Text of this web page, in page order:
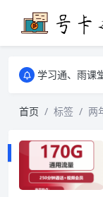
学习通、雨课堂
学习通、雨课堂
首页
标签 两